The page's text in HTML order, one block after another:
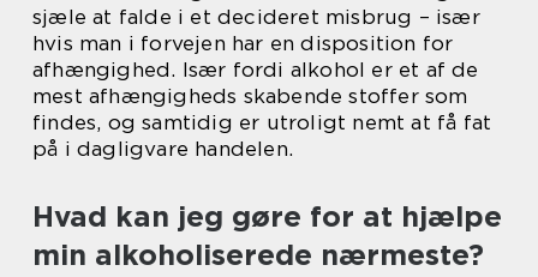
sjæle at falde i et decideret misbrug – især
hvis man i forvejen har en disposition for
afhængighed. Især fordi alkohol er et af de
mest afhængigheds skabende stoffer som
findes, og samtidig er utroligt nemt at få fat
på i dagligvare handelen.
Hvad kan jeg gøre for at hjælpe
min alkoholiserede nærmeste?